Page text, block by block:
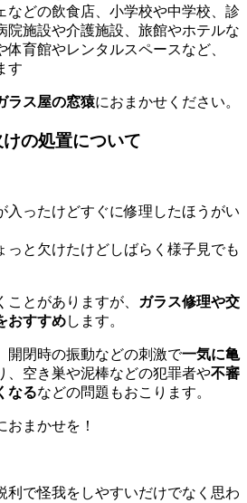
などの飲食店、小学校や中学校、診
院施設や介護施設、旅館やホテルな
育館やレンタルスペースなど、
す
ラス屋の窓猿におまかせください。
の処置について
入ったけどすぐに修理したほうがい
っと欠けたけどしばらく様子見でも
とがありますが、
ガラス修理や交
おすすめします。
開閉時の振動などの刺激で一気に亀
、空き巣や泥棒などの犯罪者や不審
なるなどの問題もおこります。
まかせを！
利で怪我をしやすいだけでなく思わ